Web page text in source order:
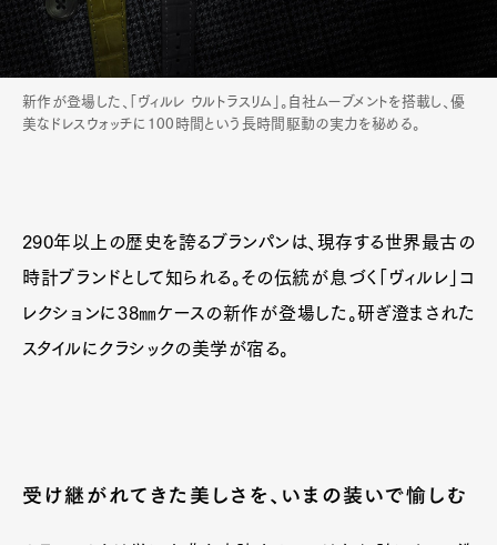
新作が登場した、「ヴィルレ ウルトラスリム」。自社ムーブメントを搭載し、優
美なドレスウォッチに100時間という長時間駆動の実力を秘める。
290年以上の歴史を誇るブランパンは、現存する世界最古の
時計ブランドとして知られる。その伝統が息づく「ヴィルレ」コ
レクションに38㎜ケースの新作が登場した。研ぎ澄まされた
スタイルにクラシックの美学が宿る。
受け継がれてきた美しさを、いまの装いで愉しむ